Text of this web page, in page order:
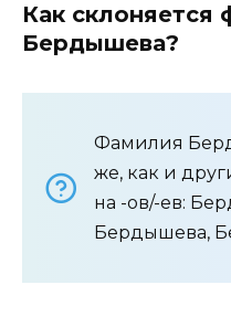
Как склоняется
Бердышева?
Фамилия
же, как и
на -ов/-ев:
Бердышева,